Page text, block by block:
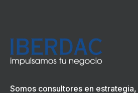
Somos consultores en